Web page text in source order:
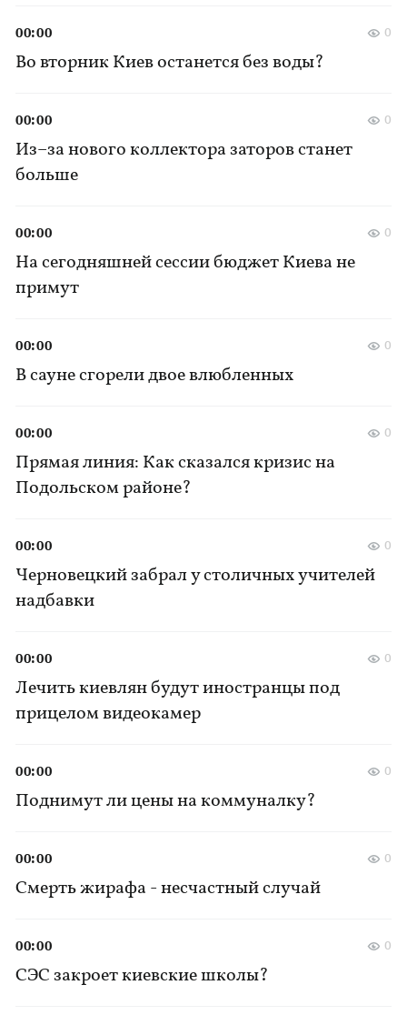
Во вторник Киев останется без воды?
00:00 0
Из–за нового коллектора заторов станет
больше
00:00 0
На сегодняшней сессии бюджет Киева не
примут
00:00 0
В сауне сгорели двое влюбленных
00:00 0
Прямая линия: Как сказался кризис на
Подольском районе?
00:00 0
Черновецкий забрал у столичных учителей
надбавки
00:00 0
Лечить киевлян будут иностранцы под
прицелом видеокамер
00:00 0
Поднимут ли цены на коммуналку?
00:00 0
Смерть жирафа - несчастный случай
00:00 0
СЭС закроет киевские школы?
00:00 0